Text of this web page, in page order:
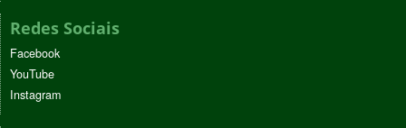
Redes Sociais
Facebook
YouTube
Instagram